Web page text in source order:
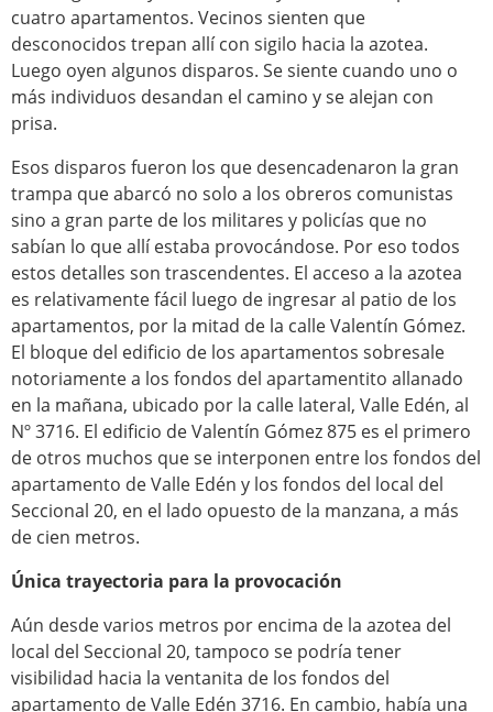
cuatro apartamentos. Vecinos sienten que
desconocidos trepan allí con sigilo hacia la azotea.
Luego oyen algunos disparos. Se siente cuando uno o
más individuos desandan el camino y se alejan con
prisa.
Esos disparos fueron los que desencadenaron la gran
trampa que abarcó no solo a los obreros comunistas
sino a gran parte de los militares y policías que no
sabían lo que allí estaba provocándose. Por eso todos
estos detalles son trascendentes. El acceso a la azotea
es relativamente fácil luego de ingresar al patio de los
apartamentos, por la mitad de la calle Valentín Gómez.
El bloque del edificio de los apartamentos sobresale
notoriamente a los fondos del apartamentito allanado
en la mañana, ubicado por la calle lateral, Valle Edén, al
Nº 3716. El edificio de Valentín Gómez 875 es el primero
de otros muchos que se interponen entre los fondos del
apartamento de Valle Edén y los fondos del local del
Seccional 20, en el lado opuesto de la manzana, a más
de cien metros.
Única trayectoria para la provocación
Aún desde varios metros por encima de la azotea del
local del Seccional 20, tampoco se podría tener
visibilidad hacia la ventanita de los fondos del
apartamento de Valle Edén 3716. En cambio, había una